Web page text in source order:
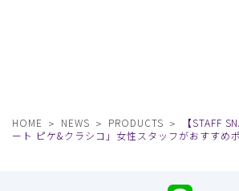
HOME NEWS PRODUCTS
【STAFF
ート ピケ&クラシコ」女性スタッフがおすすめ